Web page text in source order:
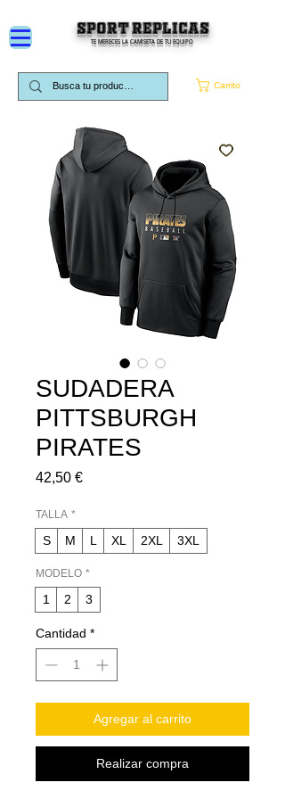
Carrito
SPORT REPLICAS
TE MERECES LA CAMISETA DE TU EQUIPO
SUDADERA
PITTSBURGH
PIRATES
42,50 €Precio
TALLA *
S M L XL 2XL 3XL
MODELO *
1 2 3
Cantidad *
Agregar al carrito
Realizar compra